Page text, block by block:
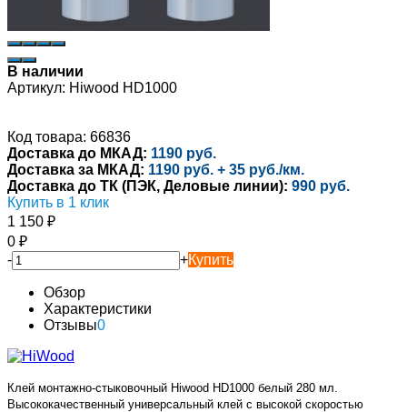
В наличии
Артикул: Hiwood HD1000
Код товара: 66836
Доставка до МКАД: 1190 руб.
Доставка за МКАД: 1190 руб. + 35 руб./км.
Доставка до ТК (ПЭК, Деловые линии): 990 руб.
Купить в 1 клик
1 150 ₽
0 ₽
-
+Купить
Обзор
Характеристики
Отзывы0
Клей монтажно-стыковочный Hiwood HD1000 белый 280 мл.
Высококачественный универсальный клей с высокой скоростью